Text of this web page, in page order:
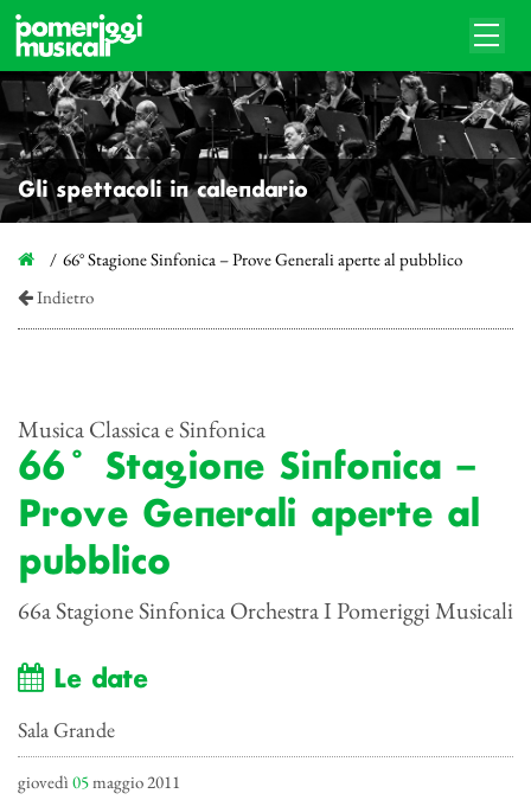
Gli spettacoli in calendario
66° Stagione Sinfonica – Prove Generali aperte al pubblico
Indietro
Musica Classica e Sinfonica
66° Stagione Sinfonica –
Prove Generali aperte al
pubblico
66a Stagione Sinfonica Orchestra I Pomeriggi Musicali
Le date
Sala Grande
giovedì 05maggio 2011